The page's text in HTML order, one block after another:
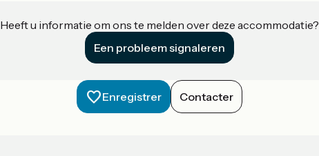
Heeft u informatie om ons te melden over deze accommodatie?
Een probleem signaleren
Enregistrer Contacter